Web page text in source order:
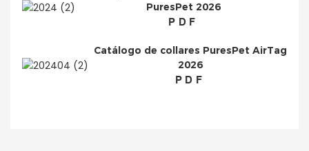
PuresPet 2026
PDF
Catálogo de collares PuresPet AirTag
2026
PDF